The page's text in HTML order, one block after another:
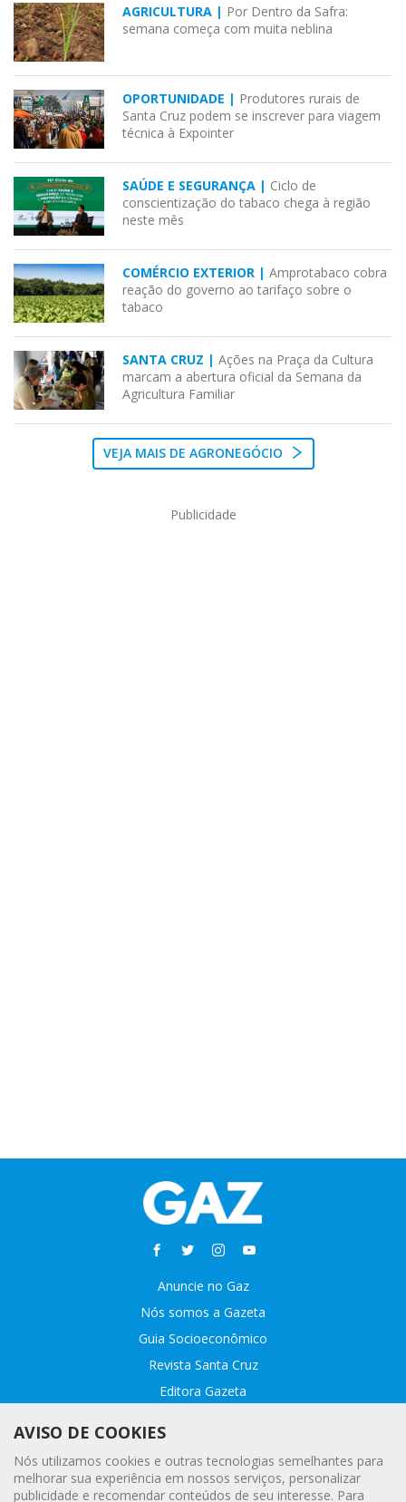
AGRICULTURA | Por Dentro da Safra:
semana começa com muita neblina
OPORTUNIDADE | Produtores rurais de
Santa Cruz podem se inscrever para viagem
técnica à Expointer
SAÚDE E SEGURANÇA | Ciclo de
conscientização do tabaco chega à região
neste mês
COMÉRCIO EXTERIOR | Amprotabaco cobra
reação do governo ao tarifaço sobre o
tabaco
SANTA CRUZ | Ações na Praça da Cultura
marcam a abertura oficial da Semana da
Agricultura Familiar
VEJA MAIS DE AGRONEGÓCIO
Publicidade
Anuncie no Gaz
Nós somos a Gazeta
Guia Socioeconômico
Revista Santa Cruz
Editora Gazeta
Fale conosco
Webmail
Assinatura Premiada
AVISO DE COOKIES
Nós utilizamos cookies e outras tecnologias semelhantes para
melhorar sua experiência em nossos serviços, personalizar
publicidade e recomendar conteúdos de seu interesse. Para